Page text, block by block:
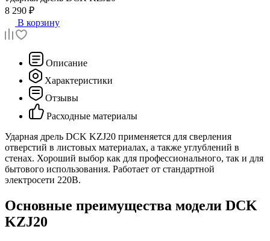
8 290 ₽
В корзину
Описание
Характеристики
Отзывы
Расходные материалы
Ударная дрель DCK KZJ20 применяется для сверления
отверстий в листовых материалах, а также углублений в
стенах. Хороший выбор как для профессионального, так и для
бытового использования. Работает от стандартной
электросети 220В.
Основные преимущества модели DCK
KZJ20